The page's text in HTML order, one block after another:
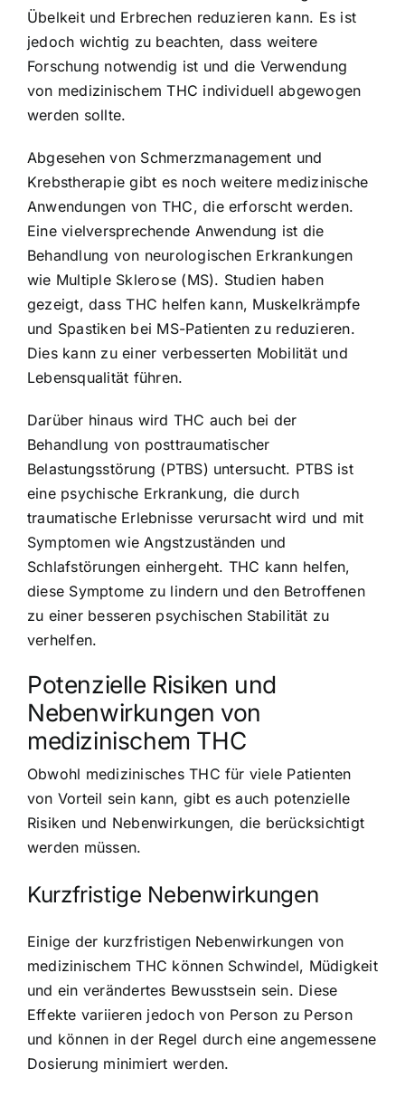
Übelkeit und Erbrechen reduzieren kann. Es ist
jedoch wichtig zu beachten, dass weitere
Forschung notwendig ist und die Verwendung
von medizinischem THC individuell abgewogen
werden sollte.
Abgesehen von Schmerzmanagement und
Krebstherapie gibt es noch weitere medizinische
Anwendungen von THC, die erforscht werden.
Eine vielversprechende Anwendung ist die
Behandlung von neurologischen Erkrankungen
wie Multiple Sklerose (MS). Studien haben
gezeigt, dass THC helfen kann, Muskelkrämpfe
und Spastiken bei MS-Patienten zu reduzieren.
Dies kann zu einer verbesserten Mobilität und
Lebensqualität führen.
Darüber hinaus wird THC auch bei der
Behandlung von posttraumatischer
Belastungsstörung (PTBS) untersucht. PTBS ist
eine psychische Erkrankung, die durch
traumatische Erlebnisse verursacht wird und mit
Symptomen wie Angstzuständen und
Schlafstörungen einhergeht. THC kann helfen,
diese Symptome zu lindern und den Betroffenen
zu einer besseren psychischen Stabilität zu
verhelfen.
Potenzielle Risiken und
Nebenwirkungen von
medizinischem THC
Obwohl medizinisches THC für viele Patienten
von Vorteil sein kann, gibt es auch potenzielle
Risiken und Nebenwirkungen, die berücksichtigt
werden müssen.
Kurzfristige Nebenwirkungen
Einige der kurzfristigen Nebenwirkungen von
medizinischem THC können Schwindel, Müdigkeit
und ein verändertes Bewusstsein sein. Diese
Effekte variieren jedoch von Person zu Person
und können in der Regel durch eine angemessene
Dosierung minimiert werden.